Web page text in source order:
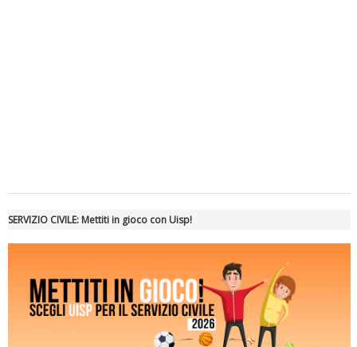
Tiziano Pesce a Radio InBlu2000 traccia il bilancio della stagione
SERVIZIO CIVILE: Mettiti in gioco con Uisp!